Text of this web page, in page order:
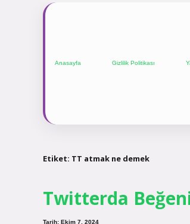
Anasayfa Gizlilik Politikası
Etiket: TT atmak ne demek
Twitterda
Tarih: Ekim 7, 2024